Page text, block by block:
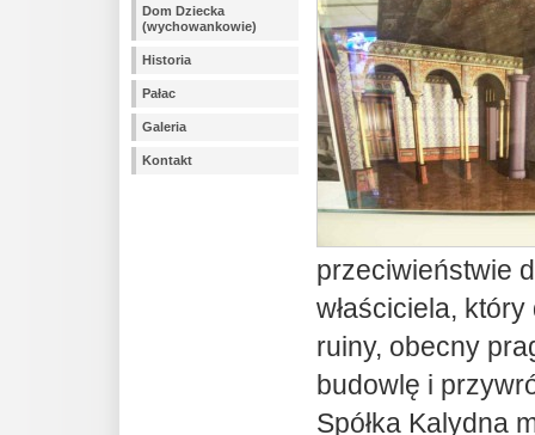
Dom Dziecka
(wychowankowie)
Historia
Pałac
Galeria
Kontakt
przeciwieństwie
właściciela,
ruiny, obecny
budowlę i
Spółka Kalydna